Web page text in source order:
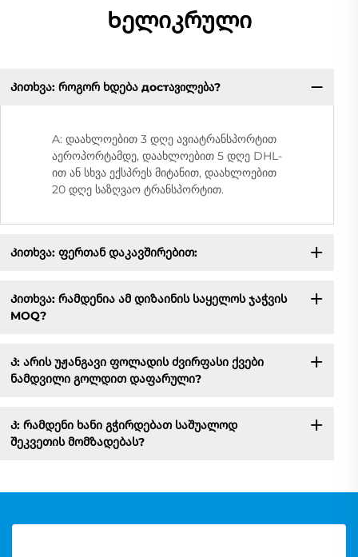
Ხელიკრული
Კითხვა: როგორ ხდება достავილება?
A: დაახლოებით 3 დღე ავიატრანსპორტით
აეროპორტამდე, დაახლოებით 5 დღე DHL-
ით ან სხვა ექსპრეს მიტანით, დაახლოებით
20 დღე საზღვაო ტრანსპორტით.
Კითხვა: ფერთან დაკავშირებით:
Კითხვა: რამდენია ამ დიზაინის საყელოს ჯაჭვის
MOQ?
Კ: არის უჟანგავი ფოლადის ძვირფასი ქვები
ნამდვილი გოლდით დაფარული?
Კ: რამდენი ხანი გჭირდებათ საშუალოდ
შეკვეთის მომზადებას?